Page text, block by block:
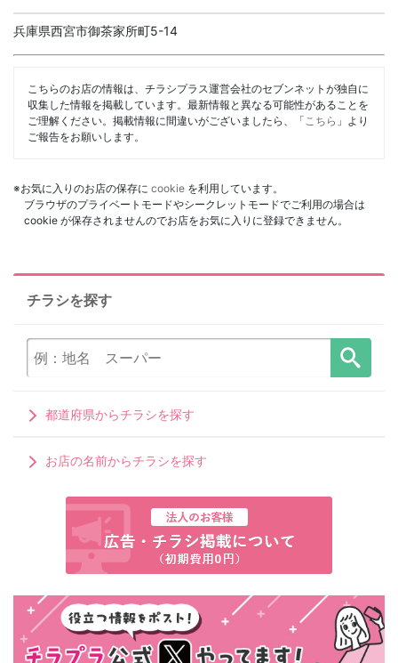
兵庫県西宮市御茶家所町5-14
こちらのお店の情報は、チラシプラス運営会社のセブンネットが独自に
収集した情報を掲載しています。最新情報と異なる可能性があることを
ご理解ください。掲載情報に間違いがございましたら、「 こちら 」より
ご報告をお願いします。
※お気に入りのお店の保存に cookie を利用しています。
ブラウザのプライベートモードやシークレットモードでご利用の場合は
cookie が保存されませんのでお店をお気に入りに登録できません。
チラシを探す
都道府県からチラシを探す
お店の名前からチラシを探す